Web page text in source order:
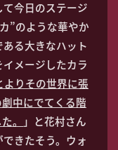
今日のステージ
”のような華やか
る大きなハット
メージしたカラ
よりその世界に張
中にでてくる階
。
」と花村さん
きたそう。ウォ